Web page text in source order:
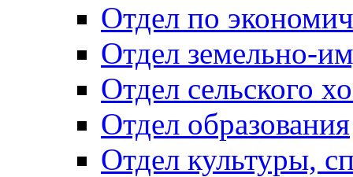
Отдел по
Отдел земельно-
Отдел сельского
Отдел образования
Отдел культуры,